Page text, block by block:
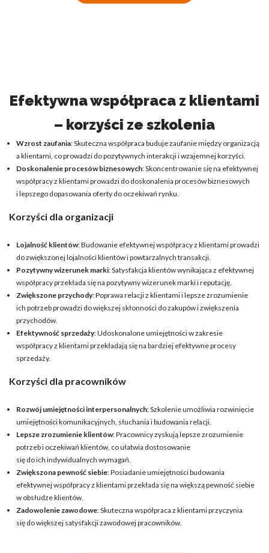
Efektywna współpraca z klientami
– korzyści ze szkolenia
Wzrost zaufania: Skuteczna współpraca buduje zaufanie między organizacją
a klientami, co prowadzi do pozytywnych interakcji i wzajemnej korzyści.
Doskonalenie procesów biznesowych: Skoncentrowanie się na efektywnej
współpracy z klientami prowadzi do doskonalenia procesów biznesowych
i lepszego dopasowania oferty do oczekiwań rynku.
Korzyści dla organizacji
Lojalność klientów: Budowanie efektywnej współpracy z klientami prowadzi
do zwiększonej lojalności klientów i powtarzalnych transakcji.
Pozytywny wizerunek marki: Satysfakcja klientów wynikająca z efektywnej
współpracy przekłada się na pozytywny wizerunek marki i reputację.
Zwiększone przychody: Poprawa relacji z klientami i lepsze zrozumienie
ich potrzeb prowadzi do większej skłonności do zakupów i zwiększenia
przychodów.
Efektywność sprzedaży: Udoskonalone umiejętności w zakresie
współpracy z klientami przekładają się na bardziej efektywne procesy
sprzedaży.
Korzyści dla pracowników
Rozwój umiejętności interpersonalnych: Szkolenie umożliwia rozwinięcie
umiejętności komunikacyjnych, słuchania i budowania relacji.
Lepsze zrozumienie klientów: Pracownicy zyskują lepsze zrozumienie
potrzeb i oczekiwań klientów, co ułatwia dostosowanie
się do ich indywidualnych wymagań.
Zwiększona pewność siebie: Posiadanie umiejętności budowania
efektywnej współpracy z klientami przekłada się na większą pewność siebie
w obsłudze klientów.
Zadowolenie zawodowe: Skuteczna współpraca z klientami przyczynia
się do większej satysfakcji zawodowej pracowników.